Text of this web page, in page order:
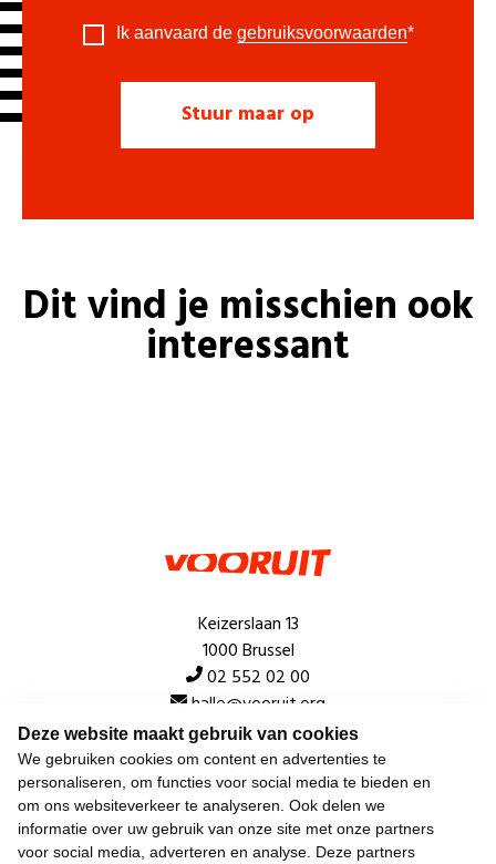
Deze website maakt gebruik van cookies
We gebruiken cookies om content en advertenties te
personaliseren, om functies voor social media te bieden en
om ons websiteverkeer te analyseren. Ook delen we
informatie over uw gebruik van onze site met onze partners
voor social media, adverteren en analyse. Deze partners
Ik aanvaard de gebruiksvoorwaarden*
Dit vind je misschien ook
interessant
Keizerslaan 13
1000 Brussel
02 552 02 00
hallo@vooruit.org
Snel
Over de beweging